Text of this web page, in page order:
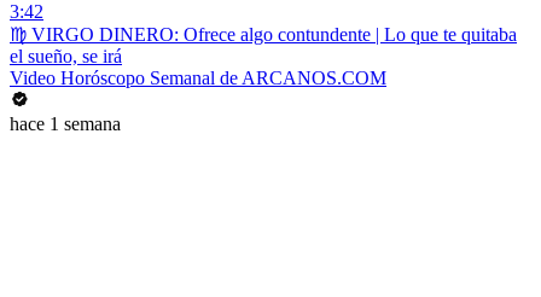
3:42
♍ VIRGO DINERO: Ofrece algo contundente | Lo que te quitaba
el sueño, se irá
Video Horóscopo Semanal de ARCANOS.COM
hace 1 semana